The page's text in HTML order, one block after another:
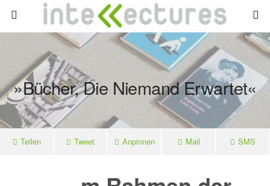
»Bücher, Die Niemand Erwartet«
Teilen Tweet Anpinnen Mail SMS